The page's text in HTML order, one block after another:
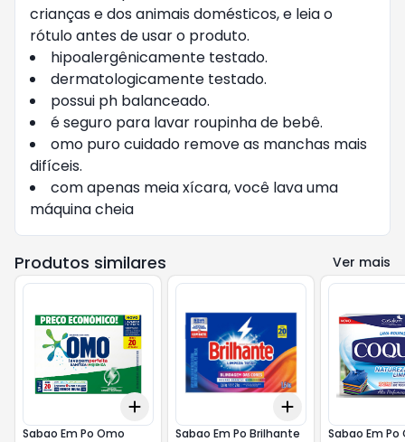
crianças e dos animais domésticos, e leia o
rótulo antes de usar o produto.
hipoalergênicamente testado.
dermatologicamente testado.
possui ph balanceado.
é seguro para lavar roupinha de bebê.
omo puro cuidado remove as manchas mais
difíceis.
com apenas meia xícara, você lava uma
máquina cheia
Produtos similares Ver mais
Add
Sabao Em Po Omo
Add
Sabao Em Po Brilhante Sabao Em Po